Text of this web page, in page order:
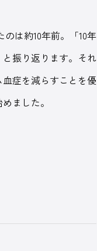
は約10年前。「10年
振り返ります。それ
症を減らすことを優
ました。